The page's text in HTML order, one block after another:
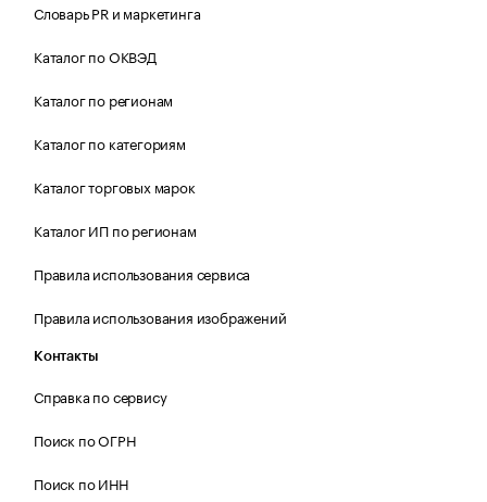
Словарь PR и маркетинга
Каталог по ОКВЭД
Каталог по регионам
Каталог по категориям
Каталог торговых марок
Каталог ИП по регионам
Правила использования сервиса
Правила использования изображений
Контакты
Справка по сервису
Поиск по ОГРН
Поиск по ИНН